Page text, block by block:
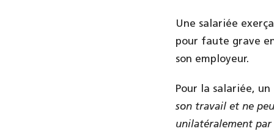
Une salariée
pour faute grave
son employeur.
Pour la salariée,
son travail et ne
unilatéralement par